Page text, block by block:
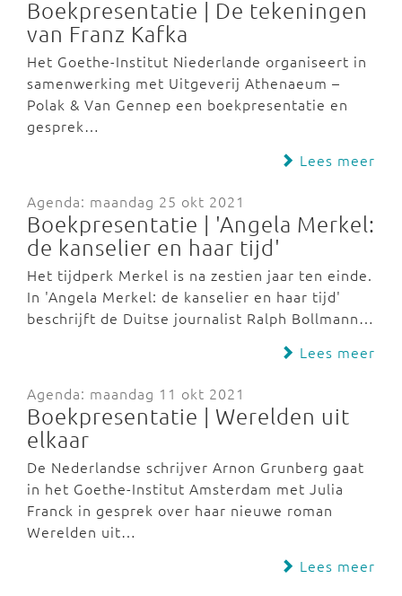
Boekpresentatie | De tekeningen
van Franz Kafka
Het Goethe-Institut Niederlande organiseert in
samenwerking met Uitgeverij Athenaeum –
Polak & Van Gennep een boekpresentatie en
gesprek…
Lees meer
Agenda: maandag 25 okt 2021
Boekpresentatie | 'Angela Merkel:
de kanselier en haar tijd'
Het tijdperk Merkel is na zestien jaar ten einde.
In 'Angela Merkel: de kanselier en haar tijd'
beschrijft de Duitse journalist Ralph Bollmann…
Lees meer
Agenda: maandag 11 okt 2021
Boekpresentatie | Werelden uit
elkaar
De Nederlandse schrijver Arnon Grunberg gaat
in het Goethe-Institut Amsterdam met Julia
Franck in gesprek over haar nieuwe roman
Werelden uit…
Lees meer